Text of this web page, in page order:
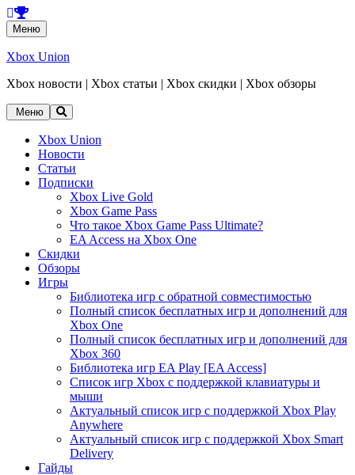
Меню Перейти
к
содержанию
Xbox Union
Xbox новости | Xbox статьи | Xbox скидки | Xbox обзоры
Меню
Перейти
содержанию
Xbox Union
Новости
Статьи
Подписки
Xbox Live Gold
Xbox Game Pass
Что такое Xbox Game Pass Ultimate?
EA Access на Xbox One
Скидки
Обзоры
Игры
Библиотека игр с обратной совместимостью
Полный список бесплатных игр и дополнений для
Xbox One
Полный список бесплатных игр и дополнений для
Xbox 360
Библиотека игр EA Play [EA Access]
Список игр Xbox c поддержкой клавиатуры и
мыши
Актуальный список игр с поддержкой Xbox Play
Anywhere
Актуальный список игр с поддержкой Xbox Smart
Delivery
Гайды